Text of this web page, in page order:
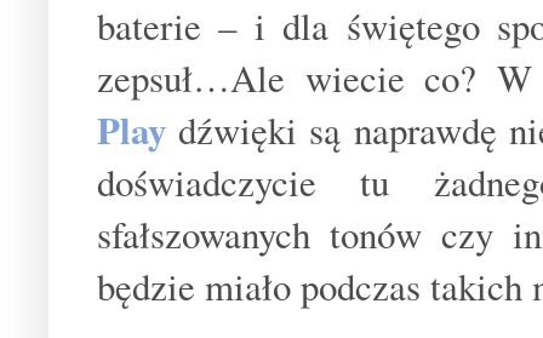
baterie – i dla świętego
zepsuł…Ale wiecie co?
Play dźwięki są naprawdę
doświadczycie tu
sfałszowanych tonów czy
będzie miało podczas